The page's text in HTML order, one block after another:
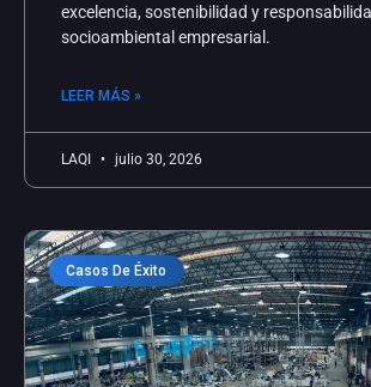
excelencia, sostenibilidad y
socioambiental empresarial.
LEER MÁS »
LAQI julio 30, 2026
Casos De Éxito